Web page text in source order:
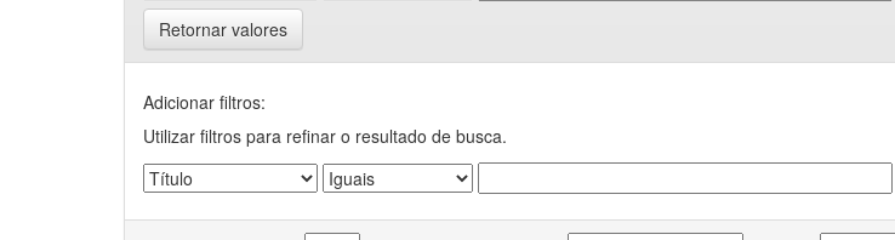
Retornar valores
Adicionar filtros:
Utilizar filtros para refinar o resultado de busca.